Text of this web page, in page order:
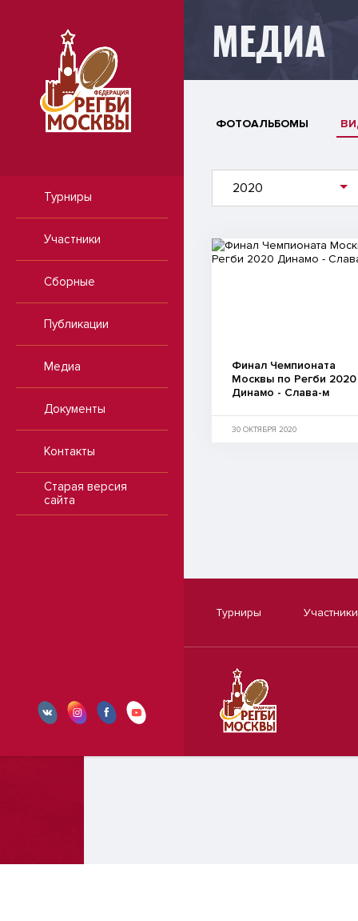
Турниры
Участники
Сборные
Публикации
Медиа
Документы
Контакты
Старая версия
сайта
МЕДИА
ФОТОАЛЬБОМЫ
2020
Видео
Финал Чемпионата
Москвы по Регби 2020
Динамо - Слава-м
30 ОКТЯБРЯ 2020
Турниры Участники